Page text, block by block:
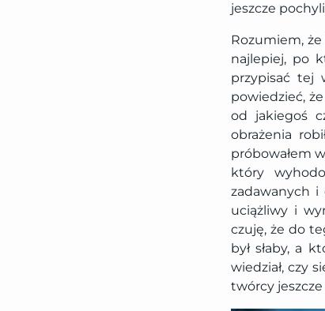
jeszcze
Rozumiem, że
najlepiej, po
przypisać tej
powiedzieć,
od jakiegoś
obrażenia
próbowałem
który
zadawanych i
uciążliwy i
czuję, że do
był słaby, a
wiedział, czy
twórcy